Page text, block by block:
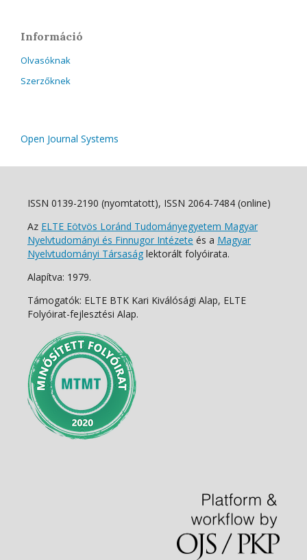
Információ
Olvasóknak
Szerzőknek
Open Journal Systems
ISSN 0139-2190 (nyomtatott), ISSN 2064-7484 (online)
Az ELTE Eötvös Loránd Tudományegyetem Magyar
Nyelvtudományi és Finnugor Intézete és a Magyar
Nyelvtudományi Társaság lektorált folyóirata.
Alapítva: 1979.
Támogatók: ELTE BTK Kari Kiválósági Alap, ELTE
Folyóirat-fejlesztési Alap.